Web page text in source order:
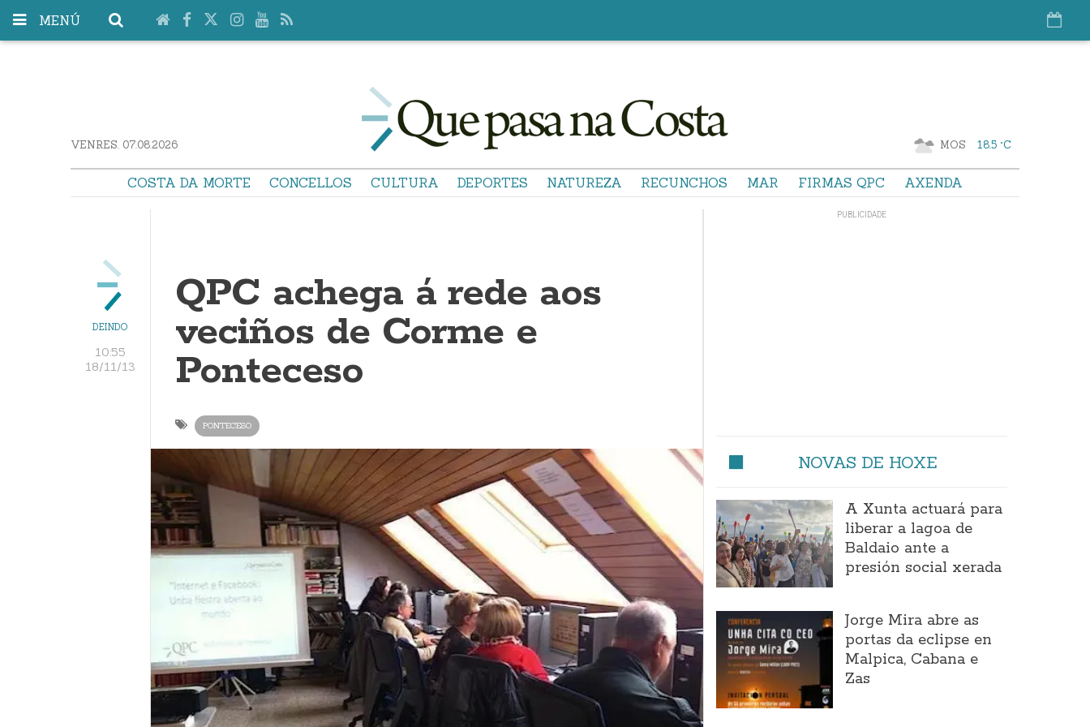
MENÚ
VENRES. 07.08.2026 MOS 18.5 °C
COSTA DA MORTE CONCELLOS CULTURA DEPORTES NATUREZA RECUNCHOS MAR FIRMAS QPC AXENDA
DEINDO
10:55
18/11/13
QPC achega á rede aos
veciños de Corme e
Ponteceso
PONTECESO
NOVAS DE HOXE
A Xunta actuará para
liberar a lagoa de
Baldaio ante a
presión social xerada
Jorge Mira abre as
portas da eclipse en
Malpica, Cabana e
Zas